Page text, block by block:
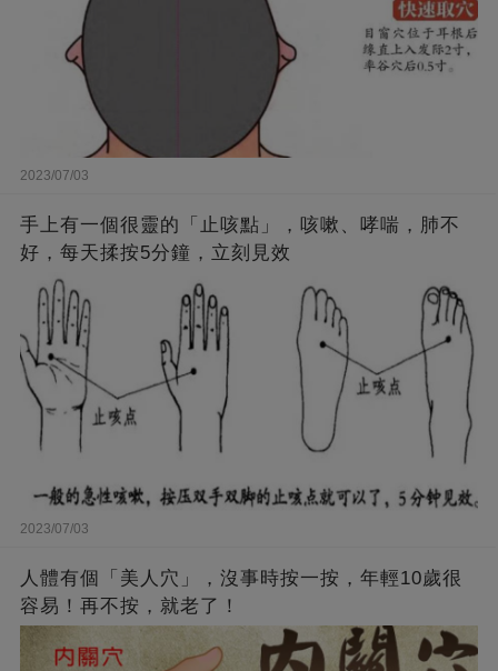
2023/07/03
手上有一個很靈的「止咳點」，咳嗽、哮喘，肺不
好，每天揉按5分鐘，立刻見效
2023/07/03
人體有個「美人穴」，沒事時按一按，年輕10歲很
容易！再不按，就老了！